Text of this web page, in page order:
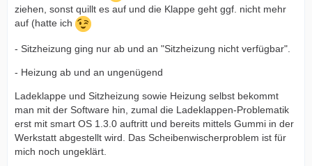
ziehen, sonst quillt es auf und die Klappe geht ggf. nicht mehr
auf (hatte ich
- Sitzheizung ging nur ab und an "Sitzheizung nicht verfügbar".
- Heizung ab und an ungenügend
Ladeklappe und Sitzheizung sowie Heizung selbst bekommt
man mit der Software hin, zumal die Ladeklappen-Problematik
erst mit smart OS 1.3.0 auftritt und bereits mittels Gummi in der
Werkstatt abgestellt wird. Das Scheibenwischerproblem ist für
mich noch ungeklärt.